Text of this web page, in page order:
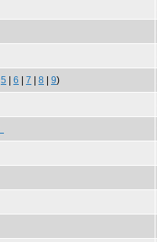
5 6 7 8 9)